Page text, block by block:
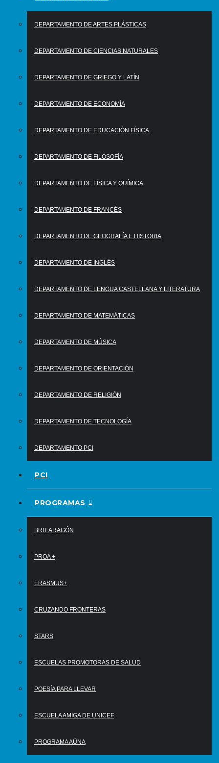
DEPARTAMENTO DE ARTES PLÁSTICAS
DEPARTAMENTO DE CIENCIAS NATURALES
DEPARTAMENTO DE GRIEGO Y LATÍN
DEPARTAMENTO DE ECONOMÍA
DEPARTAMENTO DE EDUCACIÓN FÍSICA
DEPARTAMENTO DE FILOSOFÍA
DEPARTAMENTO DE FÍSICA Y QUÍMICA
DEPARTAMENTO DE FRANCÉS
DEPARTAMENTO DE GEOGRAFÍA E HISTORIA
DEPARTAMENTO DE INGLÉS
DEPARTAMENTO DE LENGUA CASTELLANA Y LITERATURA
DEPARTAMENTO DE MATEMÁTICAS
DEPARTAMENTO DE MÚSICA
DEPARTAMENTO DE ORIENTACIÓN
DEPARTAMENTO DE RELIGIÓN
DEPARTAMENTO DE TECNOLOGÍA
DEPARTAMENTO PCI
PCI
PROGRAMAS
BRIT ARAGÓN
PROA +
ERASMUS+
CRUZANDO FRONTERAS
STARS
ESCUELAS PROMOTORAS DE SALUD
POESÍA PARA LLEVAR
ESCUELA AMIGA DE UNICEF
PROGRAMA AÚNA